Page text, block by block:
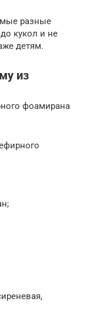
разные
кукол и не
детям.
из
фоамирана